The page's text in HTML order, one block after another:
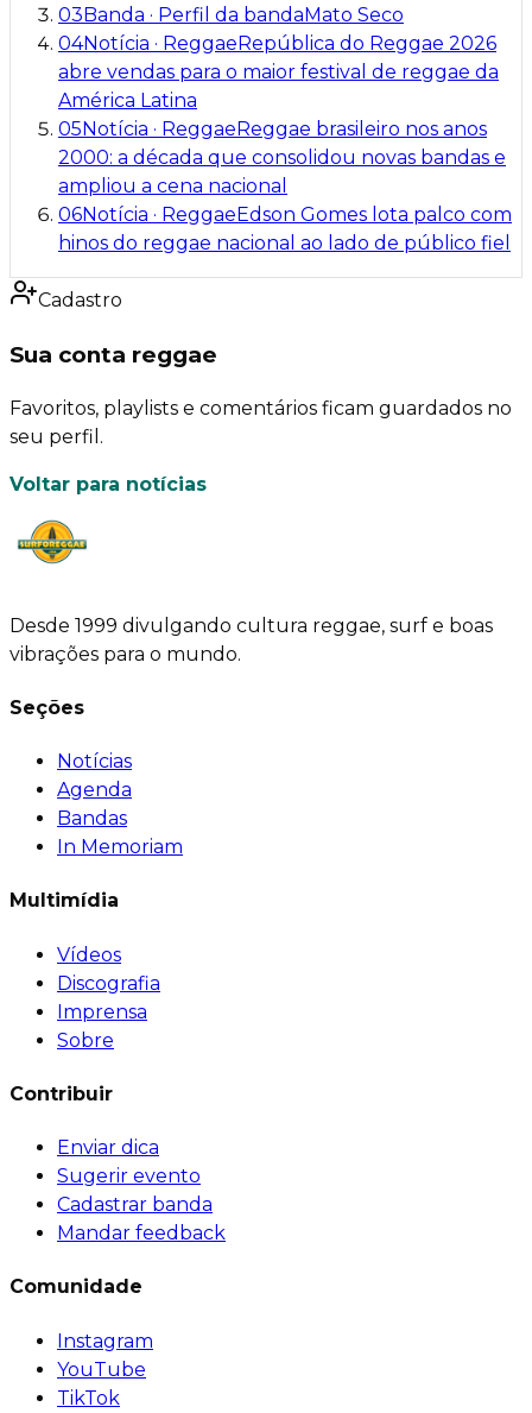
03Banda · Perfil da bandaMato Seco
04Notícia · ReggaeRepública do Reggae 2026
abre vendas para o maior festival de reggae da
América Latina
05Notícia · ReggaeReggae brasileiro nos anos
2000: a década que consolidou novas bandas e
ampliou a cena nacional
06Notícia · ReggaeEdson Gomes lota palco com
hinos do reggae nacional ao lado de público fiel
Cadastro
Sua conta reggae
Favoritos, playlists e comentários ficam guardados no
seu perfil.
Voltar para notícias
Desde 1999 divulgando cultura reggae, surf e boas
vibrações para o mundo.
Seções
Notícias
Agenda
Bandas
In Memoriam
Multimídia
Vídeos
Discografia
Imprensa
Sobre
Contribuir
Enviar dica
Sugerir evento
Cadastrar banda
Mandar feedback
Comunidade
Instagram
YouTube
TikTok